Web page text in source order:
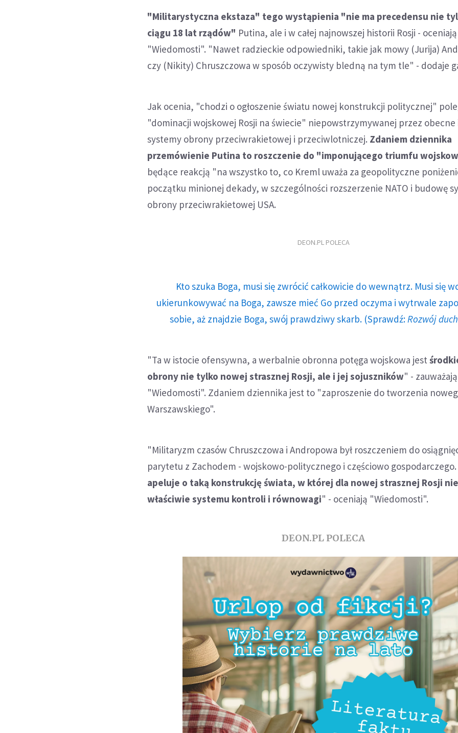
"Militarystyczna ekstaza" tego wystąpienia "nie ma precedensu nie
ciągu 18 lat rządów" Putina, ale i w całej najnowszej historii Rosji - oceniają
"Wiedomosti". "Nawet radzieckie odpowiedniki, takie jak mowy (Jurija)
czy (Nikity) Chruszczowa w sposób oczywisty bledną na tym tle" - dodaje
Jak ocenia, "chodzi o ogłoszenie światu nowej konstrukcji politycznej"
"dominacji wojskowej Rosji na świecie" niepowstrzymywanej przez obecne
systemy obrony przeciwrakietowej i przeciwlotniczej. Zdaniem dziennika
przemówienie Putina to roszczenie do "imponującego triumfu
będące reakcją "na wszystko to, co Kreml uważa za geopolityczne
początku minionej dekady, w szczególności rozszerzenie NATO i budowę
obrony przeciwrakietowej USA.
DEON.PL POLECA
Kto szuka Boga, musi się zwrócić całkowicie do wewnątrz. Musi się
ukierunkowywać na Boga, zawsze mieć Go przed oczyma i wytrwale
sobie, aż znajdzie Boga, swój prawdziwy skarb. (Sprawdź: Rozwój
"Ta w istocie ofensywna, a werbalnie obronna potęga wojskowa jest
obrony nie tylko nowej strasznej Rosji, ale i jej sojuszników" - zauważają
"Wiedomosti". Zdaniem dziennika jest to "zaproszenie do tworzenia
Warszawskiego".
"Militaryzm czasów Chruszczowa i Andropowa był roszczeniem do
parytetu z Zachodem - wojskowo-politycznego i częściowo gospodarczego.
apeluje o taką konstrukcję świata, w której dla nowej strasznej Rosji
właściwie systemu kontroli i równowagi" - oceniają "Wiedomosti".
DEON.PL POLECA